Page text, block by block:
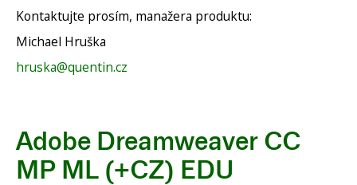
Kontaktujte prosím, manažera produktu:
Michael Hruška
hruska@quentin.cz
Adobe Dreamweaver CC
MP ML (+CZ) EDU